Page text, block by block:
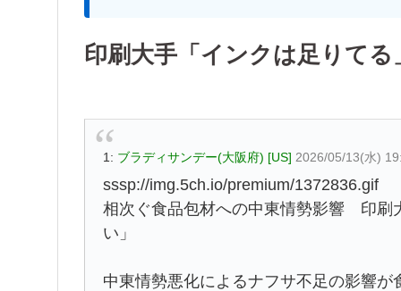
印刷大手「インクは足りてる
1: ブラディサンデー(大阪府) [US] 2026/05/13(水)
sssp://img.5ch.io/premium/1372836.gif
相次ぐ食品包材への中東情勢影響 印刷
い」
中東情勢悪化によるナフサ不足の影響